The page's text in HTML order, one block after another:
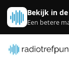
Spring naar
Bekijk in
Een betere